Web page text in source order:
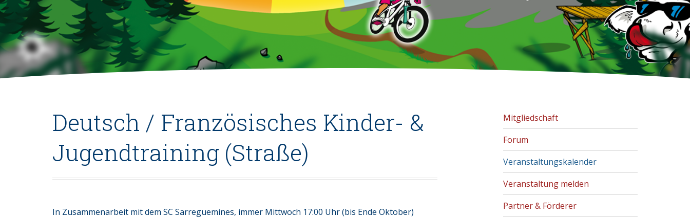
Deutsch / Französisches Kinder- &
Jugendtraining (Straße)
In Zusammenarbeit mit dem SC Sarreguemines, immer Mittwoch 17:00 Uhr (bis Ende Oktober)
Mitgliedschaft
Forum
Veranstaltungskalender
Veranstaltung melden
Partner & Förderer